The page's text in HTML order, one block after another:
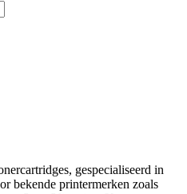
gespecialiseerd in
bekende printermerken zoals